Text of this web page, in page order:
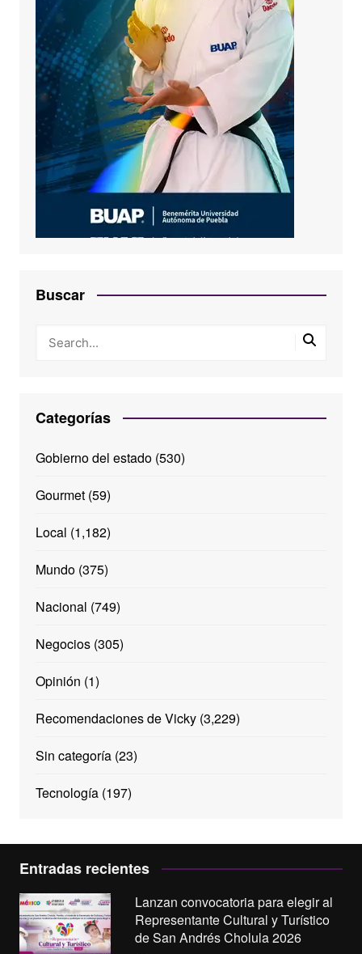
Buscar
Categorías
Gobierno del estado(530)
Gourmet(59)
Local (1,182)
Mundo(375)
Nacional (749)
Negocios(305)
Opinión (1)
Recomendaciones de Vicky(3,229)
Sin categoría(23)
Tecnología(197)
Entradas recientes
Lanzan convocatoria para elegir al
Representante Cultural y Turístico
de San Andrés Cholula 2026